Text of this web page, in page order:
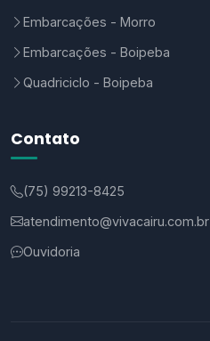
Embarcações - Morro
Embarcações - Boipeba
Quadriciclo - Boipeba
Contato
(75) 99213-8425
atendimento@vivacairu.com.br
Ouvidoria